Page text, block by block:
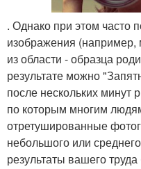
. Однако при этом часто
изображения (например,
из области - образца
результате можно
после нескольких минут
по которым многим
отретушированные
небольшого или
результаты вашего